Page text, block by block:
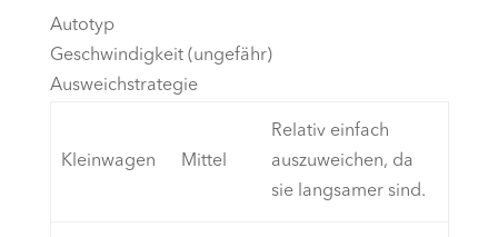
Autotyp
Geschwindigkeit (ungefähr)
Ausweichstrategie
Kleinwagen Mittel
Relativ einfach
auszuweichen, da
sie langsamer sind.